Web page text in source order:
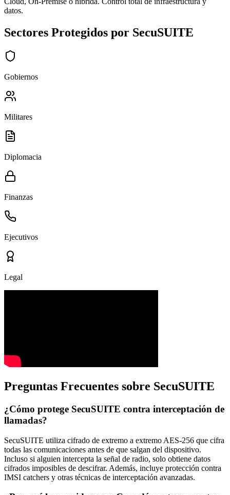
datos.
Sectores Protegidos por SecuSUITE
Gobiernos
Militares
Diplomacia
Finanzas
Ejecutivos
Legal
Preguntas Frecuentes sobre SecuSUITE
¿Cómo protege SecuSUITE contra interceptación de
llamadas?
SecuSUITE utiliza cifrado de extremo a extremo AES-256 que cifra
todas las comunicaciones antes de que salgan del dispositivo.
Incluso si alguien intercepta la señal de radio, solo obtiene datos
cifrados imposibles de descifrar. Además, incluye protección contra
IMSI catchers y otras técnicas de interceptación avanzadas.